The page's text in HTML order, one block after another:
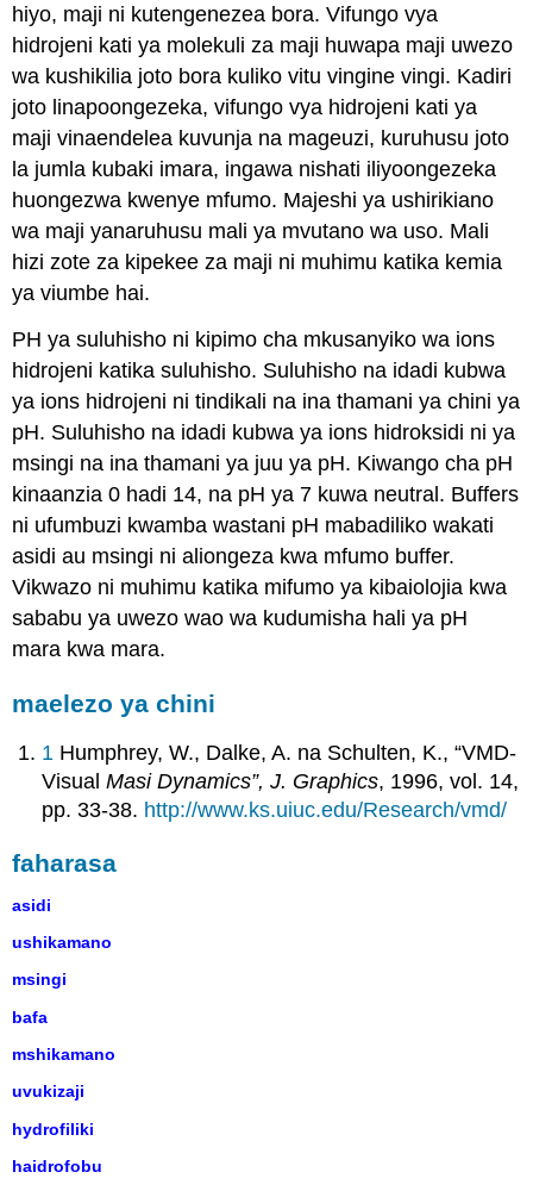
hiyo, maji ni kutengenezea bora. Vifungo vya
hidrojeni kati ya molekuli za maji huwapa maji uwezo
wa kushikilia joto bora kuliko vitu vingine vingi. Kadiri
joto linapoongezeka, vifungo vya hidrojeni kati ya
maji vinaendelea kuvunja na mageuzi, kuruhusu joto
la jumla kubaki imara, ingawa nishati iliyoongezeka
huongezwa kwenye mfumo. Majeshi ya ushirikiano
wa maji yanaruhusu mali ya mvutano wa uso. Mali
hizi zote za kipekee za maji ni muhimu katika kemia
ya viumbe hai.
PH ya suluhisho ni kipimo cha mkusanyiko wa ions
hidrojeni katika suluhisho. Suluhisho na idadi kubwa
ya ions hidrojeni ni tindikali na ina thamani ya chini ya
pH. Suluhisho na idadi kubwa ya ions hidroksidi ni ya
msingi na ina thamani ya juu ya pH. Kiwango cha pH
kinaanzia 0 hadi 14, na pH ya 7 kuwa neutral. Buffers
ni ufumbuzi kwamba wastani pH mabadiliko wakati
asidi au msingi ni aliongeza kwa mfumo buffer.
Vikwazo ni muhimu katika mifumo ya kibaiolojia kwa
sababu ya uwezo wao wa kudumisha hali ya pH
mara kwa mara.
maelezo ya chini
1 Humphrey, W., Dalke, A. na Schulten, K., “VMD-
VisualMasi Dynamics”, J. Graphics, 1996, vol. 14,
pp. 33-38. http://www.ks.uiuc.edu/Research/vmd/
faharasa
asidi
ushikamano
msingi
bafa
mshikamano
uvukizaji
hydrofiliki
haidrofobu